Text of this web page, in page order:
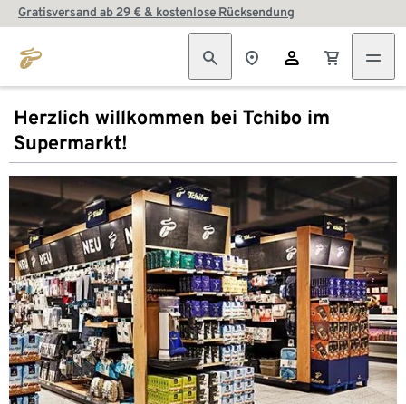
Gratisversand ab 29 € & kostenlose Rücksendung
Herzlich willkommen bei Tchibo im
Supermarkt!